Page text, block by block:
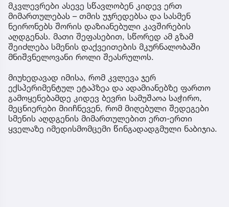
მკვლევრები ასევე სწავლობენ კიდევ ერთ
მიმართულებას – თმის უჯრედებსა და სასმენ
ნეირონებს შორის დაზიანებული კავშირების
აღდგენას. მათი შეფასებით, სწორედ ამ გზამ
შეიძლება სმენის დაქვეითების მკურნალობაში
მნიშვნელოვანი როლი შეასრულოს.
მიუხედავად იმისა, რომ კვლევა ჯერ
ექსპერიმენტულ ეტაპზეა და ადამიანებზე ფართო
გამოყენებამდე კიდევ ბევრი სამუშაოა საჭირო,
მეცნიერები მიიჩნევენ, რომ მიღებული შედეგები
სმენის აღდგენის მიმართულებით ერთ-ერთი
ყველაზე იმედისმომცემი წინგადადგმული ნაბიჯია.